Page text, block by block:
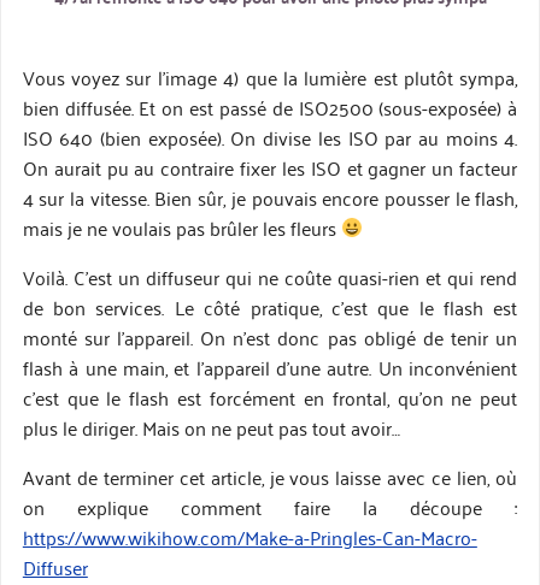
Vous voyez sur l’image 4) que la lumière est plutôt sympa,
bien diffusée. Et on est passé de ISO2500 (sous-exposée) à
ISO 640 (bien exposée). On divise les ISO par au moins 4.
On aurait pu au contraire fixer les ISO et gagner un facteur
4 sur la vitesse. Bien sûr, je pouvais encore pousser le flash,
mais je ne voulais pas brûler les fleurs
Voilà. C’est un diffuseur qui ne coûte quasi-rien et qui rend
de bon services. Le côté pratique, c’est que le flash est
monté sur l’appareil. On n’est donc pas obligé de tenir un
flash à une main, et l’appareil d’une autre. Un inconvénient
c’est que le flash est forcément en frontal, qu’on ne peut
plus le diriger. Mais on ne peut pas tout avoir…
Avant de terminer cet article, je vous laisse avec ce lien, où
on explique comment faire la découpe :
https://www.wikihow.com/Make-a-Pringles-Can-Macro-
Diffuser